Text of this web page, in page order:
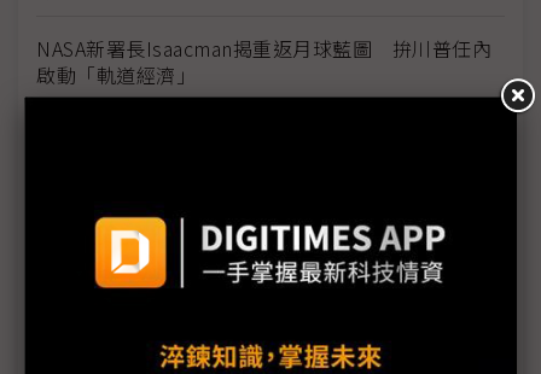
NASA新署長Isaacman揭重返月球藍圖 拚川普任內
啟動「軌道經濟」
黃仁勳誠聘Groq 員工股權「折現」約9成隨CEO加
入NVIDIA